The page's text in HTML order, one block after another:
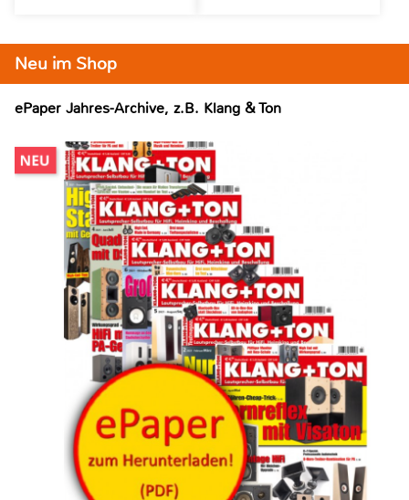
Neu im Shop
ePaper Jahres-Archive, z.B. Klang & Ton